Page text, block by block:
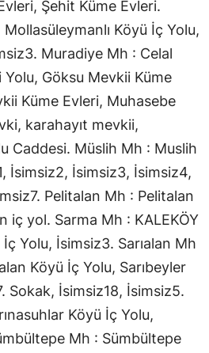
Şehit Küme Evleri.
Köyü İç Yolu,
Muradiye Mh : Celal
Göksu Mevkii Küme
Küme Evleri, Muhasebe
karahayıt mevkii,
Caddesi. Müslih Mh : Muslih
İsimsiz2, İsimsiz3, İsimsiz4,
Pelitalan Mh : Pelitalan
iç yol. Sarma Mh : KALEKÖY
Yolu, İsimsiz3. Sarıalan Mh
Köyü İç Yolu, Sarıbeyler
Sokak, İsimsiz18, İsimsiz5.
Köyü İç Yolu,
Mh : Sümbültepe